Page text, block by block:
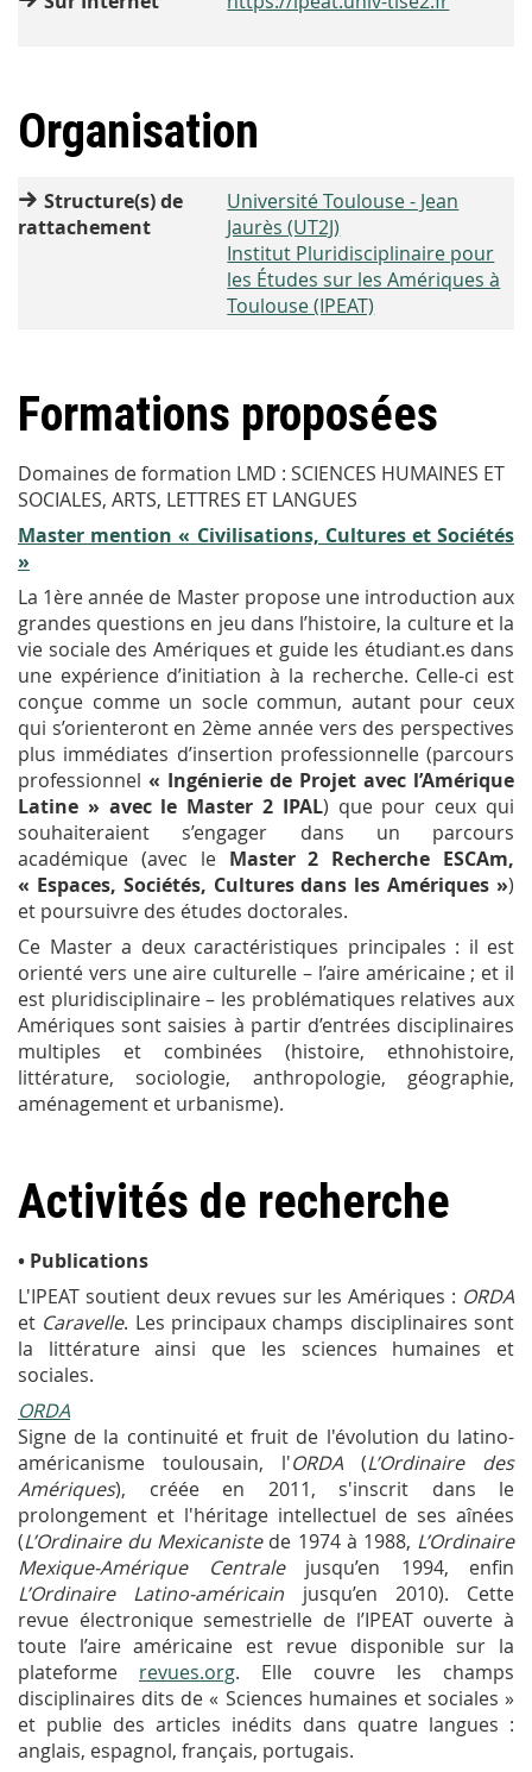
Organisation
Structure(s) de
rattachement
Université Toulouse - Jean
Jaurès (UT2J)
Institut Pluridisciplinaire pour
les Études sur les Amériques à
Toulouse (IPEAT)
Formations proposées
Domaines de formation LMD : SCIENCES HUMAINES ET
SOCIALES, ARTS, LETTRES ET LANGUES
Master mention « Civilisations, Cultures et Sociétés
»
La 1èreannée de Master propose une introduction aux
grandes questions en jeu dans l’histoire, la culture et la
vie sociale des Amériques et guide les étudiant.es dans
une expérience d’initiation à la recherche. Celle-ci est
conçue comme un socle commun, autant pour ceux
qui s’orienteront en 2ème année vers des perspectives
plus immédiates d’insertion professionnelle (parcours
professionnel « Ingénierie de Projet avec l’Amérique
Latine » avec le Master 2 IPAL) que pour ceux qui
souhaiteraient s’engager dans un parcours
académique (avec le Master 2 Recherche ESCAm,
« Espaces, Sociétés, Cultures dans les Amériques »)
et poursuivre des études doctorales.
Ce Master a deux caractéristiques principales : il est
orienté vers une aire culturelle – l’aire américaine ; et il
est pluridisciplinaire – les problématiques relatives aux
Amériques sont saisies à partir d’entrées disciplinaires
multiples et combinées (histoire, ethnohistoire,
littérature, sociologie, anthropologie, géographie,
aménagement et urbanisme).
Activités de recherche
• Publications
L'IPEAT soutient deux revues sur les Amériques : ORDA
et Caravelle. Les principaux champs disciplinaires sont
la littérature ainsi que les sciences humaines et
sociales.
ORDA
Signe de la continuité et fruit de l'évolution du latino-
américanisme toulousain, l'ORDA (L’Ordinaire des
Amériques), créée en 2011, s'inscrit dans le
prolongement et l'héritage intellectuel de ses aînées
(L’Ordinaire du Mexicaniste de 1974 à 1988, L’Ordinaire
Mexique-Amérique Centralejusqu’en 1994, enfin
L’Ordinaire Latino-américain jusqu’en 2010). Cette
revue électronique semestrielle de l’IPEAT ouverte à
toute l’aire américaine est revue disponible sur la
plateforme revues.org. Elle couvre les champs
disciplinaires dits de « Sciences humaines et sociales »
et publie des articles inédits dans quatre langues :
anglais, espagnol, français, portugais.